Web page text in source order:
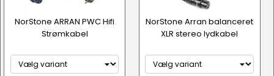
NorStone ARRAN PWC Hifi
Strømkabel
NorStone Arran balanceret
XLR stereo lydkabel